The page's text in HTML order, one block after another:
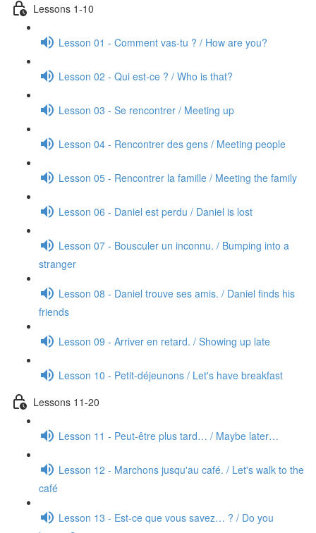
Lessons 1-10
Lesson 01 - Comment vas-tu ? / How are you?
Lesson 02 - Qui est-ce ? / Who is that?
Lesson 03 - Se rencontrer / Meeting up
Lesson 04 - Rencontrer des gens / Meeting people
Lesson 05 - Rencontrer la famille / Meeting the family
Lesson 06 - Daniel est perdu / Daniel is lost
Lesson 07 - Bousculer un inconnu. / Bumping into a
stranger
Lesson 08 - Daniel trouve ses amis. / Daniel finds his
friends
Lesson 09 - Arriver en retard. / Showing up late
Lesson 10 - Petit-déjeunons / Let's have breakfast
Lessons 11-20
Lesson 11 - Peut-être plus tard… / Maybe later…
Lesson 12 - Marchons jusqu'au café. / Let's walk to the
café
Lesson 13 - Est-ce que vous savez… ? / Do you